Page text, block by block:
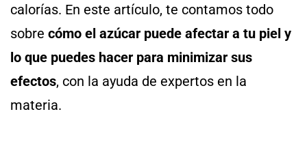
calorías. En este artículo, te contamos todo
sobre cómo el azúcar puede afectar a tu piel y
lo que puedes hacer para minimizar sus
efectos, con la ayuda de expertos en la
materia.